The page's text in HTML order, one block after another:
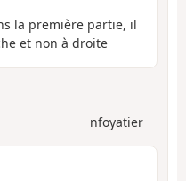
la première partie, il
et non à droite
nfoyatier